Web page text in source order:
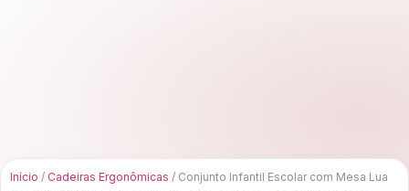
Início / Cadeiras Ergonômicas / Conjunto Infantil Escolar com Mesa Lua